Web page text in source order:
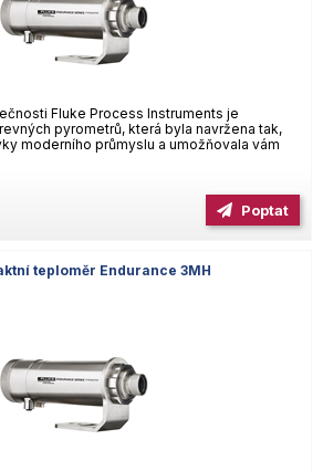
Fluke Process Instruments je
pyrometrů, která byla navržena tak,
moderního průmyslu a umožňovala vám
Poptat
teploměr Endurance 3MH